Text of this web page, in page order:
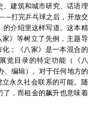
、建筑和城市研究、话语理
打完乒乓球之后，开放交
的介绍里这样写道。这本精
》等树立了先例，主题导
；《八家》是一本混合的
览目录的特定功能（《八
、编辑）。对于任何地方的
永久社会联系的可能。随
，而租金的飙升也意味着